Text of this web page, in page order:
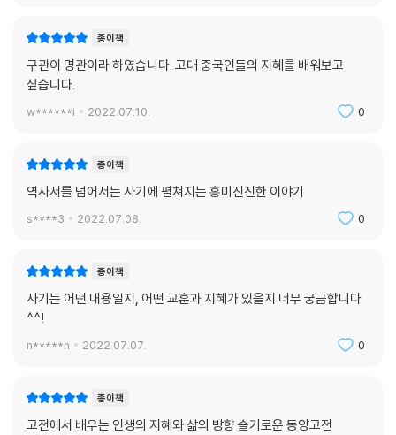
종이책
구관이 명관이라 하였습니다. 고대 중국인들의 지혜를 배워보고
싶습니다.
w******i 2022.07.10. 0
종이책
역사서를 넘어서는 사기에 펼쳐지는 흥미진진한 이야기
s****3 2022.07.08. 0
종이책
사기는 어떤 내용일지, 어떤 교훈과 지혜가 있을지 너무 궁금합니다
^^!
n*****h 2022.07.07. 0
종이책
고전에서 배우는 인생의 지혜와 삶의 방향 슬기로운 동양고전